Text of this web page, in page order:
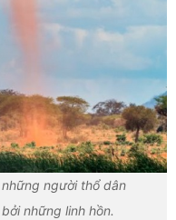
người thổ dân
những linh hồn.